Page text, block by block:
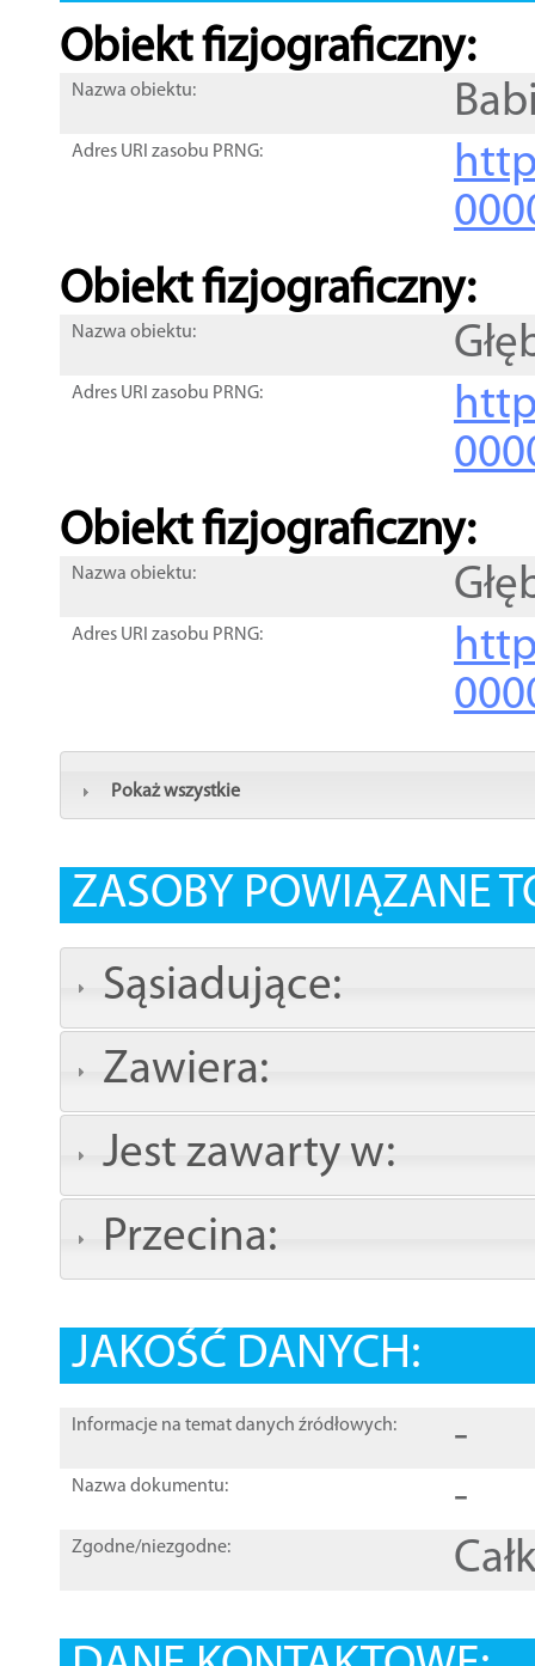
Obiekt fizjograficzny:
Nazwa obiektu:
Adres URI zasobu PRNG:
Obiekt fizjograficzny:
Nazwa obiektu:
Adres URI zasobu PRNG:
Obiekt fizjograficzny:
Nazwa obiektu:
Adres URI zasobu PRNG:
Pokaż wszystkie
ZASOBY POWIĄZANE
Sąsiadujące:
Zawiera:
Jest zawarty w:
Przecina:
JAKOŚĆ DANYCH:
Informacje na temat danych źródłowych: -
Nazwa dokumentu: -
Zgodne/niezgodne: